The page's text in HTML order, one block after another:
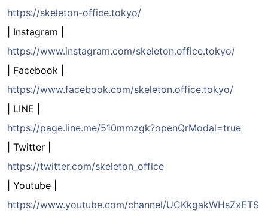
https://skeleton-office.tokyo/
| Instagram |
https://www.instagram.com/skeleton.office.tokyo/
| Facebook |
https://www.facebook.com/skeleton.office.tokyo/
| LINE |
https://page.line.me/510mmzgk?openQrModal=true
| Twitter |
https://twitter.com/skeleton_office
| Youtube |
https://www.youtube.com/channel/UCKkgakWHsZxETS